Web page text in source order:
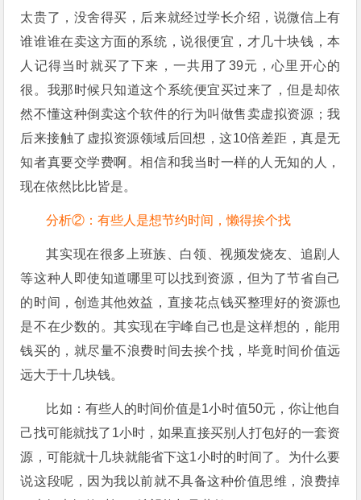
太贵了，没舍得买，后来就经过学长介绍，说微信上有
谁谁谁在卖这方面的系统，说很便宜，才几十块钱，本
人记得当时就买了下来，一共用了39元，心里开心的
很。我那时候只知道这个系统便宜买过来了，但是却依
然不懂这种倒卖这个软件的行为叫做售卖虚拟资源；我
后来接触了虚拟资源领域后回想，这10倍差距，真是无
知者真要交学费啊。相信和我当时一样的人无知的人，
现在依然比比皆是。
分析②：有些人是想节约时间，懒得挨个找
其实现在很多上班族、白领、视频发烧友、追剧人
等这种人即使知道哪里可以找到资源，但为了节省自己
的时间，创造其他效益，直接花点钱买整理好的资源也
是不在少数的。其实现在宇峰自己也是这样想的，能用
钱买的，就尽量不浪费时间去挨个找，毕竟时间价值远
远大于十几块钱。
比如：有些人的时间价值是1小时值50元，你让他自
己找可能就找了1小时，如果直接买别人打包好的一套资
源，可能就十几块就能省下这1小时的时间了。为什么要
说这段呢，因为我以前就不具备这种价值思维，浪费掉